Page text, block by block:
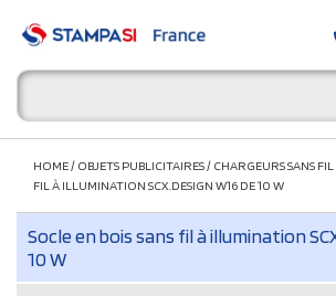
HOME/ OBJETS PUBLICITAIRES/ CHARGEURS SANS FIL
FIL À ILLUMINATION SCX.DESIGN W16 DE 10 W
Socle en bois sans fil à illumination
10 W